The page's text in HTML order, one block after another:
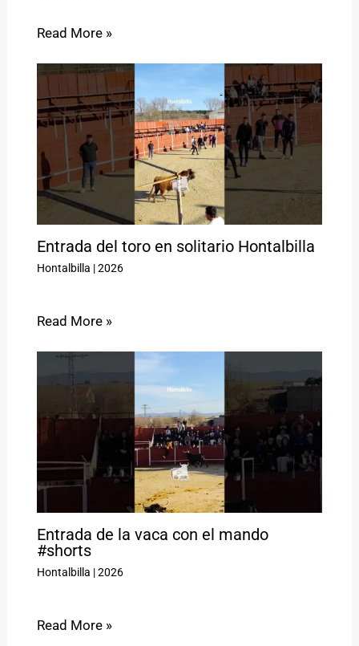
Read More »
Entrada del toro en solitario Hontalbilla
Hontalbilla |2026
Read More »
Entrada de la vaca con el mando
#shorts
Hontalbilla |2026
Read More »